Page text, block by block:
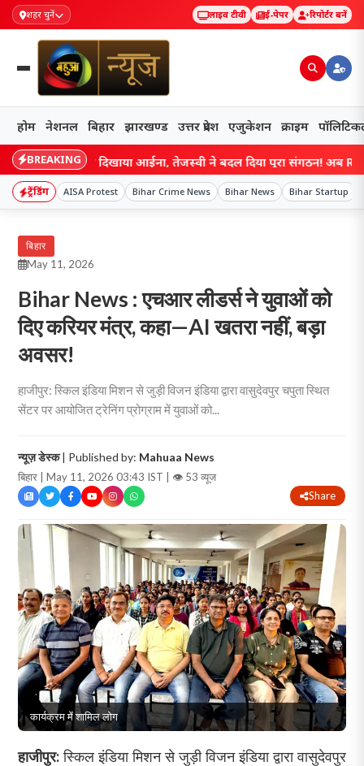
शहर चुनें लाइव टीवी ई-पेपर रिपोर्टर बनें
होम नेशनल बिहार झारखण्ड उत्तर प्रदेश एजुकेशन क्राइम
BREAKING
ने दिखाया आईना, तेजस्वी ने बदल दिया पूरा संगठन! अब RJD की नई
ट्रेंडिंग AISA Protest Bihar Crime News Bihar News Bihar Startup
बिहार
May 11, 2026
Bihar News : एचआर लीडर्स ने युवाओं को
दिए करियर मंत्र, कहा—AI खतरा नहीं, बड़ा
अवसर!
हाजीपुर: स्किल इंडिया मिशन से जुड़ी विजन इंडिया द्वारा वासुदेवपुर चपुता स्थित
सेंटर पर आयोजित ट्रेनिंग प्रोग्राम में युवाओं को...
न्यूज़ डेस्क| Published by: Mahuaa News
बिहार | May 11, 2026 03:43 IST | 👁 53 व्यूज
Share
कार्यक्रम में शामिल लोग
हाजीपुर:स्किल इंडिया मिशन से जुड़ी विजन इंडिया द्वारा वासुदेवपुर